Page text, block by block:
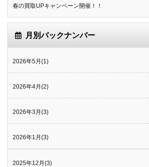
春の買取UPキャンペーン開催！！
月別バックナンバー
2026年5月(1)
2026年4月(2)
2026年3月(3)
2026年1月(3)
2025年12月(3)